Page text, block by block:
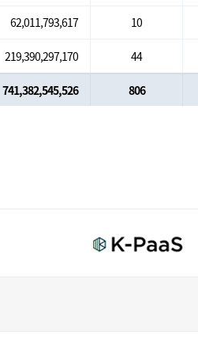
62,011,793,617 10
219,390,297,170 44
741,382,545,526 806